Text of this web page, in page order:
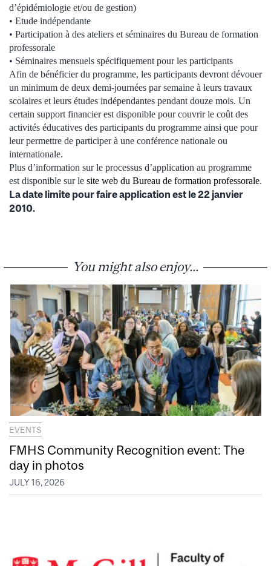
d’épidémiologie et/ou de gestion)
• Etude indépendante
• Participation à des ateliers et séminaires du Bureau de formation
professorale
• Séminaires mensuels spécifiquement pour les participants
Afin de bénéficier du programme, les participants devront dévouer
un minimum de deux demi-journées par semaine à leurs travaux
scolaires et leurs études indépendantes pendant douze mois. Un
certain support financier est disponible pour couvrir le coût des
activités éducatives des participants du programme ainsi que pour
leur permettre de participer à une conférence nationale ou
internationale.
Plus d’information sur le processus d’application au programme
est disponible sur le site web du Bureau de formation professorale.
La date limite pour faire application est le 22 janvier
2010.
You might also enjoy...
EVENTS
FMHS Community Recognition event: The
day in photos
JULY 16, 2026